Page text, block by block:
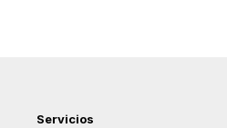
Servicios